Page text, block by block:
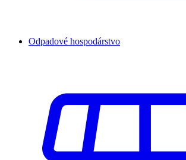
Odpadové hospodárstvo